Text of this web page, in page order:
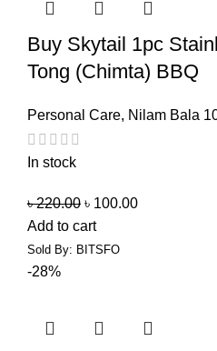
Buy Skytail 1pc
Tong (Chimta) BBQ
Personal Care, Nilam Bala
In stock
৳220.00 ৳ 100.00
Add to cart
Sold By: BITSFO
-28%